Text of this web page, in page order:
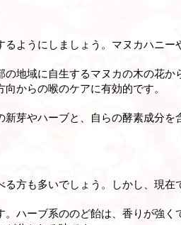
ようにしましょう。マヌカハニー
地域に自生するマヌカの木の花
からの喉のケアに有効的です。
芽やハーブと、自らの酵素成分
方も多いでしょう。しかし、現在
ハーブ系ののど飴は、香りが強